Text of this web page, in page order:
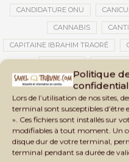
Politique
Lors de l’utilisation de nos sites,
terminal sont susceptibles d’être
». Ces fichiers sont installés sur
modifiables à tout moment. Un
disque dur de votre terminal,
terminal pendant sa durée de
CANDIDATURE ONU
CANNABIS
CAPITAINE IBRAHIM TRAORÉ
CARTE D’IDENTITÉ BIOMÉTRIQUE
CASABLANCA
CATASTROPHES CLIMATIQUES
CAUTION 10 000 DOLLARS
CÉDÉAO CEDEAO CEI